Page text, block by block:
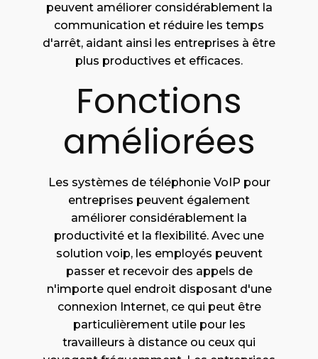
peuvent améliorer considérablement la
communication et réduire les temps
d'arrêt, aidant ainsi les entreprises à être
plus productives et efficaces.
Fonctions
améliorées
Les systèmes de téléphonie VoIP pour
entreprises peuvent également
améliorer considérablement la
productivité et la flexibilité. Avec une
solution voip, les employés peuvent
passer et recevoir des appels de
n'importe quel endroit disposant d'une
connexion Internet, ce qui peut être
particulièrement utile pour les
travailleurs à distance ou ceux qui